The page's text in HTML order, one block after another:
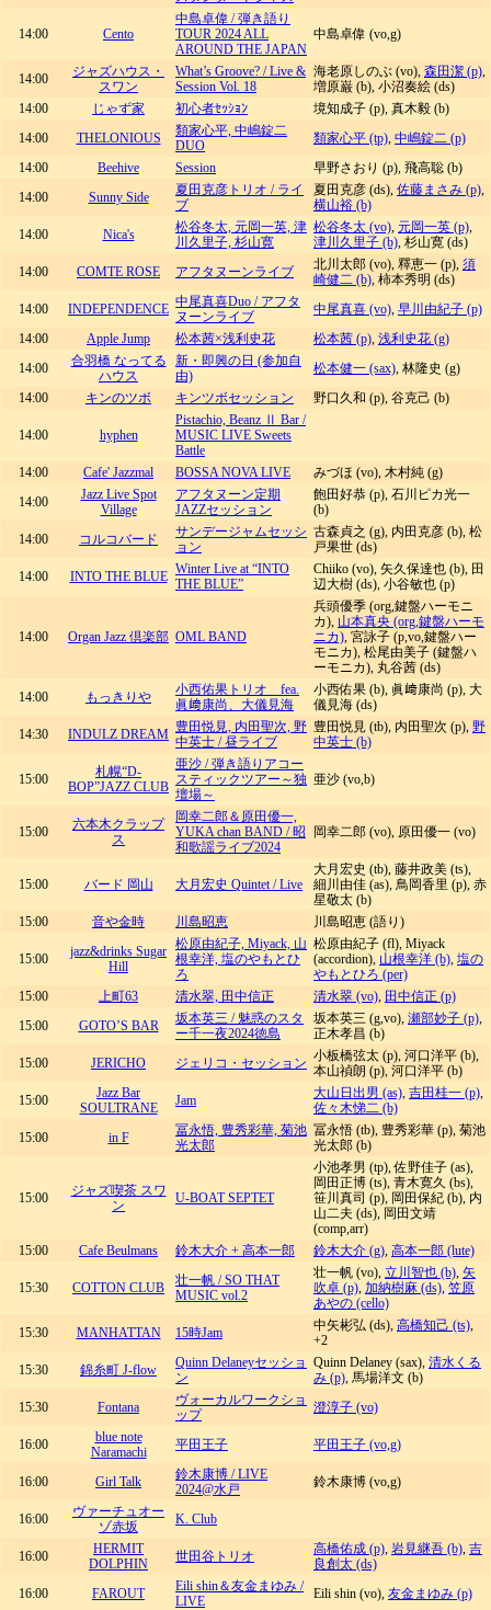
14:00 Cento
中島卓偉 / 弾き語り
TOUR 2024 ALL
AROUND THE JAPAN
中島卓偉 (vo,g)
14:00
ジャズハウス・
スワン
What’s Groove? / Live &
Session Vol. 18
海老原しのぶ (vo), 森田潔 (p),
増原巌 (b), 小沼奏絵 (ds)
14:00
じゃず家 初心者ｾｯｼｮﾝ
境知成子 (p), 真木毅 (b)
14:00
THELONIOUS
類家心平, 中嶋錠二
DUO
類家心平 (tp), 中嶋錠二 (p)
14:00
Beehive Session
早野さおり (p), 飛高聡 (b)
14:00
Sunny Side
夏田克彦トリオ / ライ
ブ
夏田克彦 (ds), 佐藤まさみ (p),
横山裕 (b)
14:00
Nica's
松谷冬太, 元岡一英, 津
川久里子, 杉山寛
松谷冬太 (vo), 元岡一英 (p),
津川久里子 (b), 杉山寛 (ds)
14:00
COMTE ROSE アフタヌーンライブ 北川太郎 (vo), 釋恵一 (p), 須
崎健二 (b), 柿本秀明 (ds)
14:00
INDEPENDENCE 中尾真喜Duo / アフタ
ヌーンライブ
中尾真喜 (vo), 早川由紀子 (p)
14:00
Apple Jump 松本茜×浅利史花 松本茜 (p), 浅利史花 (g)
14:00
合羽橋 なってる
ハウス
新・即興の日 (参加自
由)
松本健一 (sax), 林隆史 (g)
14:00
キンのツボ キンツボセッション 野口久和 (p), 谷克己 (b)
14:00 hyphen
Pistachio, Beanz Ⅱ Bar /
MUSIC LIVE Sweets
Battle
14:00
Cafe' Jazzmal BOSSA NOVA LIVE
みづほ (vo), 木村純 (g)
14:00
Jazz Live Spot
Village
アフタヌーン定期
JAZZセッション
飽田好恭 (p), 石川ピカ光一
(b)
14:00
コルコバード
サンデージャムセッシ
ョン
古森貞之 (g), 内田克彦 (b), 松
戸果世 (ds)
14:00
INTO THE BLUE Winter Live at “INTO
THE BLUE”
Chiiko (vo), 矢久保達也 (b), 田
辺大樹 (ds), 小谷敏也 (p)
14:00 Organ Jazz 倶楽部 OML BAND
兵頭優季 (org,鍵盤ハーモニ
カ), 山本真央 (org,鍵盤ハーモ
ニカ), 宮詠子 (p,vo,鍵盤ハー
モニカ), 松尾由美子 (鍵盤ハ
ーモニカ), 丸谷茜 (ds)
14:00
もっきりや
小西佑果トリオ fea.
眞﨑康尚、大儀見海
小西佑果 (b), 眞﨑康尚 (p), 大
儀見海 (ds)
14:30
INDULZ DREAM 豊田悦見, 内田聖次, 野
中英士 / 昼ライブ
豊田悦見 (tb), 内田聖次 (p), 野
中英士 (b)
15:00
札幌“D-
BOP”JAZZ CLUB
亜沙 / 弾き語りアコー
スティックツアー～独
壇場～
亜沙 (vo,b)
15:00
六本木クラップ
ス
岡幸二郎＆原田優一,
YUKA chan BAND / 昭
和歌謡ライブ2024
岡幸二郎 (vo), 原田優一 (vo)
15:00 バード 岡山 大月宏史 Quintet / Live
大月宏史 (tb), 藤井政美 (ts),
細川由佳 (as), 鳥岡香里 (p), 赤
星敬太 (b)
15:00
音や金時 川島昭恵 川島昭恵 (語り)
15:00
jazz&drinks Sugar
Hill
松原由紀子, Miyack, 山
根幸洋, 塩のやもとひ
ろ
松原由紀子 (fl), Miyack
(accordion), 山根幸洋 (b), 塩の
やもとひろ (per)
15:00
上町63 清水翠, 田中信正 清水翠 (vo), 田中信正 (p)
15:00
GOTO’S BAR
坂本英三 / 魅惑のスタ
ー千一夜2024徳島
坂本英三 (g,vo), 瀬部妙子 (p),
正木孝昌 (b)
15:00
JERICHO ジェリコ・セッション 小板橋弦太 (p), 河口洋平 (b),
本山禎朗 (p), 河口洋平 (b)
15:00
Jazz Bar
SOULTRANE
Jam 大山日出男 (as), 吉田桂一 (p),
佐々木悌二 (b)
15:00
in F
冨永悟, 豊秀彩華, 菊池
光太郎
冨永悟 (tb), 豊秀彩華 (p), 菊池
光太郎 (b)
15:00
ジャズ喫茶 スワ
ン
U-BOAT SEPTET
小池孝男 (tp), 佐野佳子 (as),
岡田正博 (ts), 青木寛久 (bs),
笹川真司 (p), 岡田保紀 (b), 内
山二夫 (ds), 岡田文靖
(comp,arr)
15:00
Cafe Beulmans 鈴木大介 + 高本一郎 鈴木大介 (g), 高本一郎 (lute)
15:30 COTTON CLUB
壮一帆 / SO THAT
MUSIC vol.2
壮一帆 (vo), 立川智也 (b), 矢
吹卓 (p), 加納樹麻 (ds), 笠原
あやの (cello)
15:30
MANHATTAN 15時Jam 中矢彬弘 (ds), 高橋知己 (ts),
+2
15:30
錦糸町 J-flow
Quinn Delaneyセッショ
ン
Quinn Delaney (sax), 清水くる
み (p), 馬場洋文 (b)
15:30
Fontana
ヴォーカルワークショ
ップ
澄淳子 (vo)
16:00
blue note
Naramachi
平田王子 平田王子 (vo,g)
16:00 Girl Talk
鈴木康博 / LIVE
2024@水戸
鈴木康博 (vo,g)
16:00
ヴァーチュオー
ゾ赤坂
K. Club
16:00
HERMIT
DOLPHIN
世田谷トリオ 高橋佑成 (p), 岩見継吾 (b), 吉
良創太 (ds)
16:00
FAROUT
Eili shin＆友金まゆみ /
LIVE
Eili shin (vo), 友金まゆみ (p)